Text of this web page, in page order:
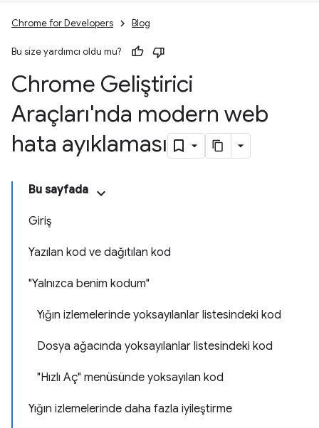
Chrome for Developers Blog
Bu size yardımcı oldu mu?
Chrome Geliştirici
Araçları'nda modern web
hata ayıklaması
Bu sayfada
Giriş
Yazılan kod ve dağıtılan kod
"Yalnızca benim kodum"
Yığın izlemelerinde yoksayılanlar listesindeki kod
Dosya ağacında yoksayılanlar listesindeki kod
"Hızlı Aç" menüsünde yoksayılan kod
Yığın izlemelerinde daha fazla iyileştirme